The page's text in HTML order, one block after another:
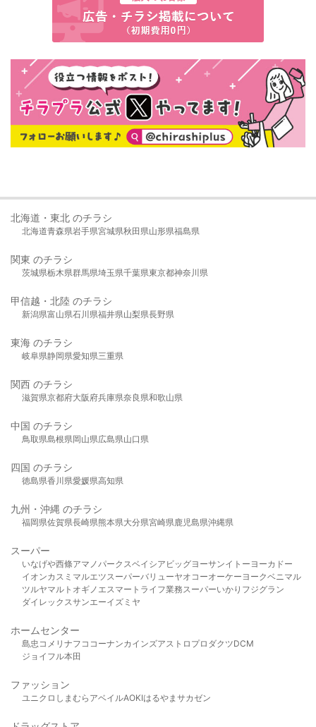
北海道・東北 のチラシ
北海道青森県岩手県宮城県秋田県山形県福島県
関東 のチラシ
茨城県栃木県群馬県埼玉県千葉県東京都神奈川県
甲信越・北陸 のチラシ
新潟県富山県石川県福井県山梨県長野県
東海 のチラシ
岐阜県静岡県愛知県三重県
関西 のチラシ
滋賀県京都府大阪府兵庫県奈良県和歌山県
中国 のチラシ
鳥取県島根県岡山県広島県山口県
四国 のチラシ
徳島県香川県愛媛県高知県
九州・沖縄 のチラシ
福岡県佐賀県長崎県熊本県大分県宮崎県鹿児島県沖縄県
スーパー
いなげや西條アマノパークスベイシア ビッグヨーサンイトーヨーカドー
イオンカスミ マルエツスーパーバリューヤオコーオーケー ヨークベニマル
ツルヤマルト オギノ エスマート ライフ業務スーパーいかり フジグラン
ダイレックスサンエーイズミヤ
ホームセンター
島忠 コメリ ナフコ コーナンカインズアストロプロダクツDCM
ジョイフル本田
ファッション
ユニクロ しまむら アベイルAOKIはるやま サカゼン